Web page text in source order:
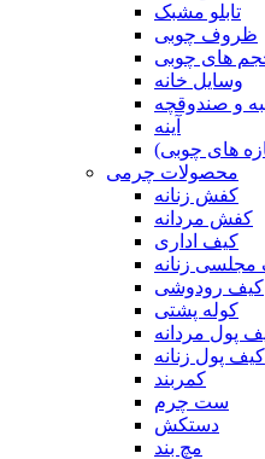
تابلو مشبک
ظروف چوبی
های چوبی
وسایل خانه
و صندوقچه
آینه
های چوبی)
محصولات چرمی
کفش زنانه
کفش مردانه
کیف اداری
زنانه
کیف رودوشی
کوله پشتی
پول مردانه
کیف پول زنانه
کمربند
ست چرم
دستکش
مچ بند